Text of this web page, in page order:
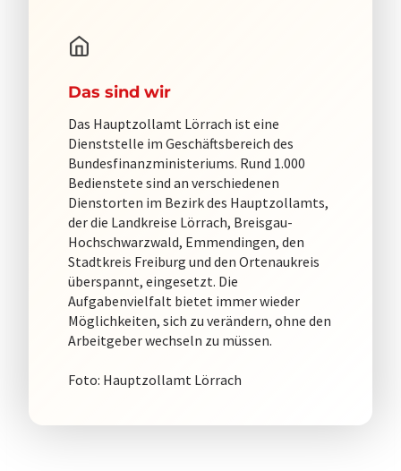
Das sind wir
Das Hauptzollamt Lörrach ist eine
Dienststelle im Geschäftsbereich des
Bundesfinanzministeriums. Rund 1.000
Bedienstete sind an verschiedenen
Dienstorten im Bezirk des Hauptzollamts,
der die Landkreise Lörrach, Breisgau-
Hochschwarzwald, Emmendingen, den
Stadtkreis Freiburg und den Ortenaukreis
überspannt, eingesetzt. Die
Aufgabenvielfalt bietet immer wieder
Möglichkeiten, sich zu verändern, ohne den
Arbeitgeber wechseln zu müssen.
Foto: Hauptzollamt Lörrach